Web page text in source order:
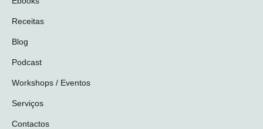
Receitas
Blog
Podcast
Workshops / Eventos
Serviços
Contactos